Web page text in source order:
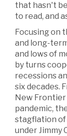
that hasn't
to read, and
Focusing on
and long-
and lows of
by turns
recessions
six decades.
New
pandemic,
stagflation of
under Jimmy